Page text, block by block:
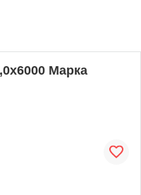
Марка